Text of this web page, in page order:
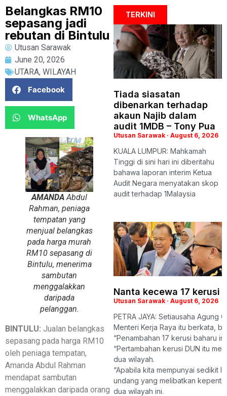
Belangkas RM10
sepasang jadi
rebutan di Bintulu
Utusan Sarawak
June 20, 2026
UTARA, WILAYAH
Facebook
WhatsApp
AMANDAAbdul
Rahman, peniaga
tempatan yang
menjual belangkas
pada harga murah
RM10 sepasang di
Bintulu, menerima
sambutan
menggalakkan
daripada
pelanggan.
BINTULU: Jualan belangkas
sepasang pada harga RM10
oleh peniaga tempatan,
Amanda Abdul Rahman
mendapat sambutan
menggalakkan daripada orang
TERKINI
Tiada siasatan
dibenarkan terhadap
akaun Najib dalam
audit 1MDB – Tony Pua
Utusan Sarawak August 6, 2026
KUALA LUMPUR: Mahkamah
Tinggi di sini hari ini diberitahu
bahawa laporan interim Ketua
Audit Negara menyatakan skop
audit terhadap 1Malaysia
Nanta kecewa 17 kerusi
Utusan Sarawak August 6, 2026
PETRA JAYA: Setiausaha Agung
Menteri Kerja Raya itu berkata,
“Penambahan 17 kerusi baharu
“Pertambahan kerusi DUN itu
dua wilayah.
“Apabila kita mempunyai sedikit
undang yang melibatkan
dua wilayah ini.